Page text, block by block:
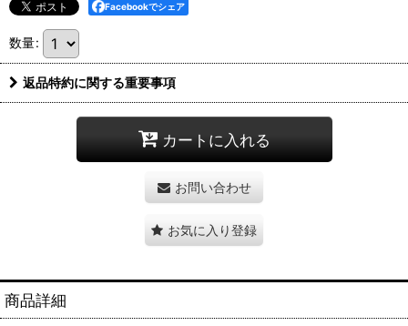
Facebookでシェア
数量:
返品特約に関する重要事項
カートに入れる
お問い合わせ
お気に入り登録
商品詳細